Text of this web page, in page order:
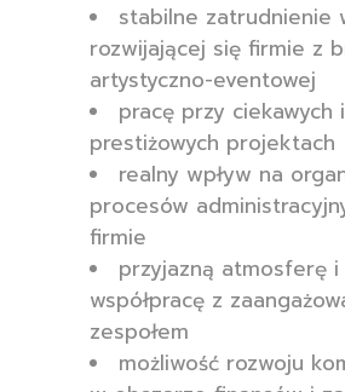
stabilne zatrudnienie
rozwijającej się firmie z
artystyczno-eventowej
pracę przy ciekawych i
prestiżowych projektach
realny wpływ na
procesów
firmie
przyjazną atmosferę i
współpracę z
zespołem
możliwość rozwoju